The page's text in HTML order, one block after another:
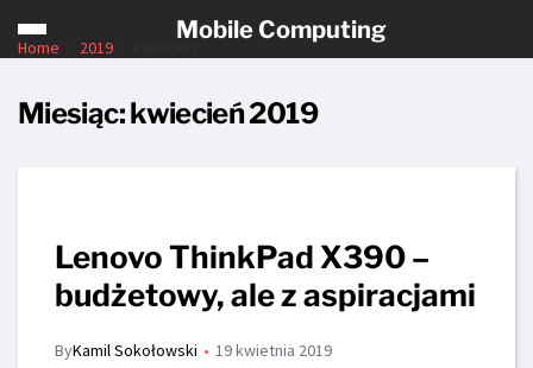
Mobile Computing
Home 2019
Miesiąc:kwiecień 2019
Lenovo ThinkPad X390 –
budżetowy, ale z aspiracjami
ByKamil Sokołowski 19 kwietnia 2019